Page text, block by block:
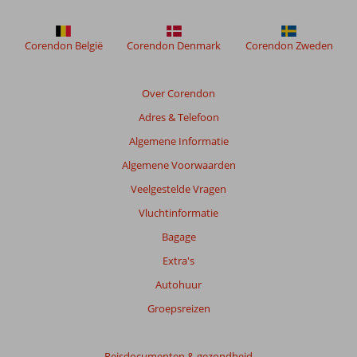
weergegeven
om
Over Corendon
Adres & Telefoon
Algemene Informatie
Algemene Voorwaarden
Veelgestelde Vragen
Vluchtinformatie
Bagage
Extra's
Autohuur
Groepsreizen
Corendon België Corendon Denmark Corendon Zweden